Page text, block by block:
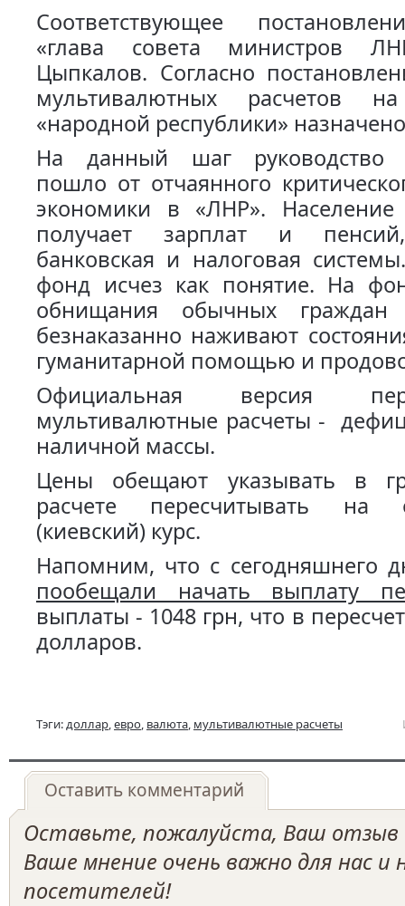
Соответствующее
«глава совета министров
Цыпкалов. Согласно
мультивалютных расчетов
«народной республики»
На данный шаг руководство
пошло от отчаянного
экономики в «ЛНР».
получает зарплат и
банковская и налоговая
фонд исчез как понятие. На
обнищания обычных
безнаказанно наживают
гуманитарной помощью и
Официальная версия
мультивалютные расчеты -
наличной массы.
Цены обещают указывать в
расчете пересчитывать на
(киевский) курс.
Напомним, что с сегодняшнего
пообещали начать выплату
выплаты - 1048 грн, что в
долларов.
Тэги:доллар,евро, валюта, мультивалютные расчеты
Оставить комментарий
Оставьте, пожалуйста, Ваш отзыв
Ваше мнение очень важно для нас и
посетителей!